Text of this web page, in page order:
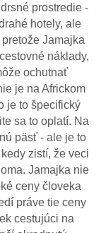
prostredie -
hotely, ale
Jamajka
náklady,
ochutnať
je na Africkom
je to špecifický
sa to oplatí. Na
päsť - ale je to
zistí, že veci
Jamajka nie
ceny človeka
práve tie ceny
cestujúci na